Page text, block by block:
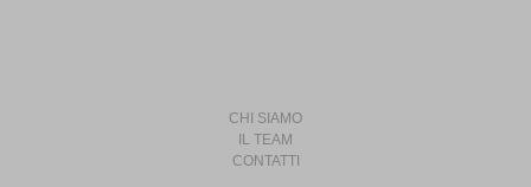
CHI SIAMO
IL TEAM
CONTATTI